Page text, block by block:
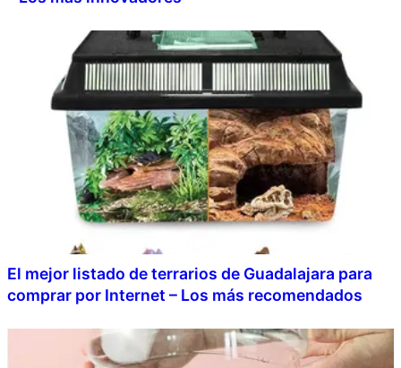
El mejor listado de terrarios de Guadalajara para
comprar por Internet – Los más recomendados